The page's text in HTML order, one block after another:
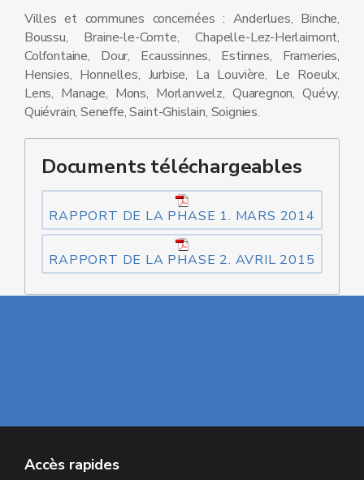
Villes et communes concernées : Anderlues, Binche,
Boussu, Braine-le-Comte, Chapelle-Lez-Herlaimont,
Colfontaine, Dour, Ecaussinnes, Estinnes, Frameries,
Hensies, Honnelles, Jurbise, La Louvière, Le Roeulx,
Lens, Manage, Mons, Morlanwelz, Quaregnon, Quévy,
Quiévrain, Seneffe, Saint-Ghislain, Soignies.
Documents téléchargeables
RAPPORT DE LA PHASE 1. MARS 2014
RAPPORT DE LA PHASE 2. AVRIL 2015
Accès rapides